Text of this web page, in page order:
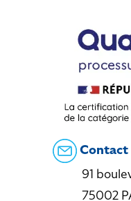
Contact
91
75002